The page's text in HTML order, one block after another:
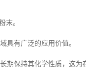
末。
具有广泛的应用价值。
期保持其化学性质，这为